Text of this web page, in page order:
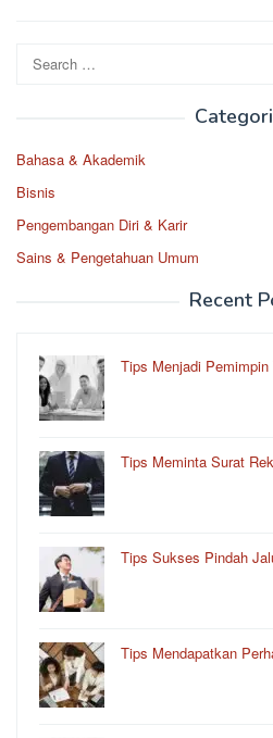
Search
for:
Bahasa & Akademik
Bisnis
Pengembangan Diri & Karir
Sains & Pengetahuan Umum
Recent
Tips Menjadi
Tips Meminta Surat
Tips Sukses Pindah
Tips Mendapatkan